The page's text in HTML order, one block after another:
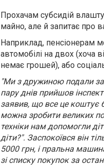
Прохачам субсидій
майно, але й запитає про
Наприклад, пенсіонерам
автомобілі на двох (хоча
немає грошей), або
"Ми з дружиною подали
пару днів прийшов
заявив, що все це коштує
можна зробити великих
техніки нам допомогли
діти?". Заспокоївся він
5000 грн, і пральна
зі списку покупок за